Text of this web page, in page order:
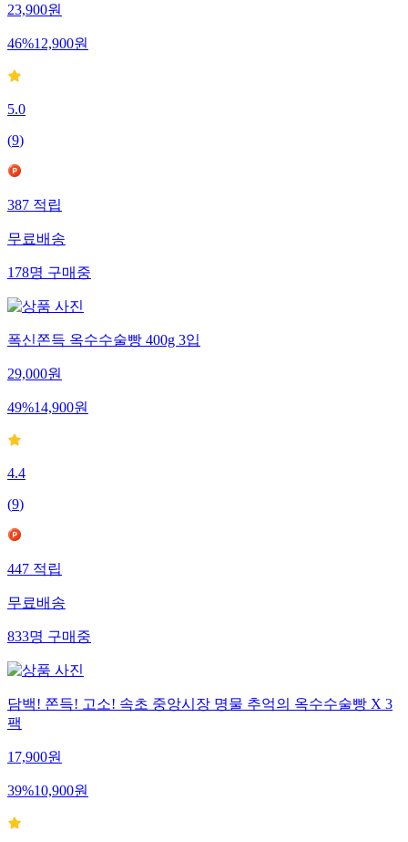
23,900원
46%12,900원
5.0
(9)
387적립
무료배송
178명구매중
폭신쫀득 옥수수술빵 400g 3입
29,000원
49%14,900원
4.4
(9)
447적립
무료배송
833명구매중
담백! 쫀득! 고소! 속초 중앙시장 명물 추억의 옥수수술빵 X 3
팩
17,900원
39%10,900원